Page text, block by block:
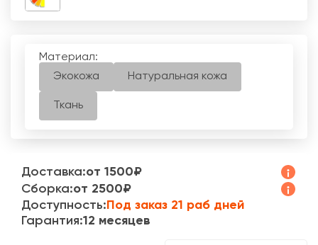
Материал:
Экокожа
Натуральная кожа
Ткань
Доставка:от 1500₽
Сборка:от 2500₽
Доступность: Под заказ 21 раб дней
Гарантия:12 месяцев